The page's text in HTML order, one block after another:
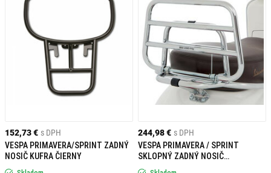
152,73 € s DPH
VESPA PRIMAVERA/SPRINT ZADNÝ
NOSIČ KUFRA ČIERNY
244,98 € s DPH
VESPA PRIMAVERA / SPRINT
SKLOPNÝ ZADNÝ NOSIČ
CHRÓMOVÝ